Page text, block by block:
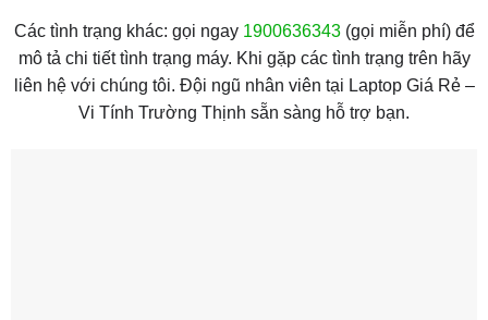
Các tình trạng khác: gọi ngay 1900636343(gọi miễn phí) để
mô tả chi tiết tình trạng máy. Khi gặp các tình trạng trên hãy
liên hệ với chúng tôi. Đội ngũ nhân viên tại Laptop Giá Rẻ –
Vi Tính Trường Thịnh sẵn sàng hỗ trợ bạn.